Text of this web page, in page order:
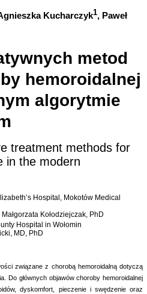
Kucharczyk1, Paweł
metod
hemoroidalnej
algorytmie
treatment methods for
in the modern
Hospital, Mokotów Medical
Kołodziejczak, PhD
Hospital in Wołomin
MD, PhD
związane z chorobą hemoroidalną dotyczą
Do głównych objawów choroby hemoroidalnej
dyskomfort, pieczenie i swędzenie oraz